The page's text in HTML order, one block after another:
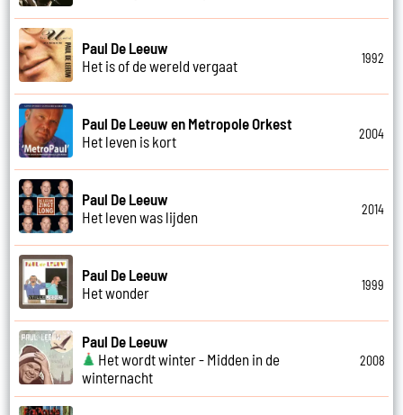
Paul De Leeuw
Het is of de wereld vergaat
1992
Paul De Leeuw en Metropole Orkest
Het leven is kort
2004
Paul De Leeuw
Het leven was lijden
2014
Paul De Leeuw
Het wonder
1999
Paul De Leeuw
Het wordt winter - Midden in de
winternacht
2008